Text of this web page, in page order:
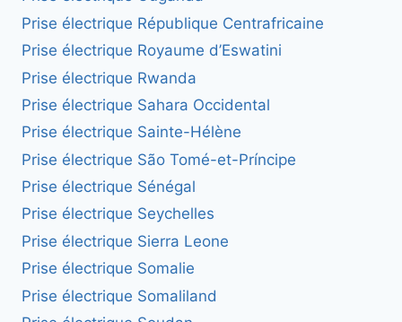
Prise électrique République Centrafricaine
Prise électrique Royaume d’Eswatini
Prise électrique Rwanda
Prise électrique Sahara Occidental
Prise électrique Sainte-Hélène
Prise électrique São Tomé-et-Príncipe
Prise électrique Sénégal
Prise électrique Seychelles
Prise électrique Sierra Leone
Prise électrique Somalie
Prise électrique Somaliland